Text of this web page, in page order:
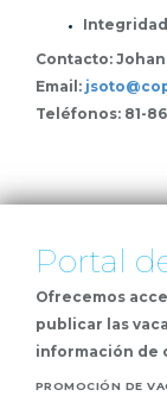
Integridad
Contacto:
Email:
Teléfonos: 81-
Portal
Ofrecemos
publicar las
información de
PROMOCIÓN DE